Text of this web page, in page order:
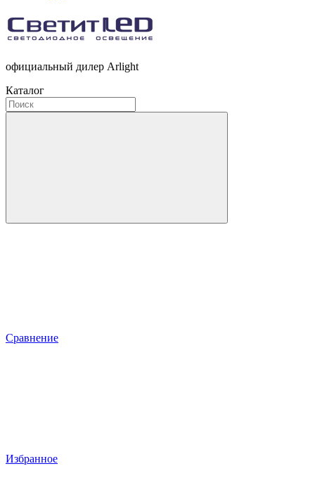
официальный дилер Arlight
Каталог
Сравнение
Избранное